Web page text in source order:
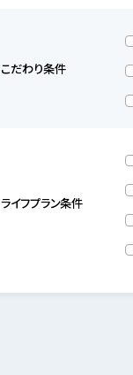
こだわり条件
ライフプラン条件